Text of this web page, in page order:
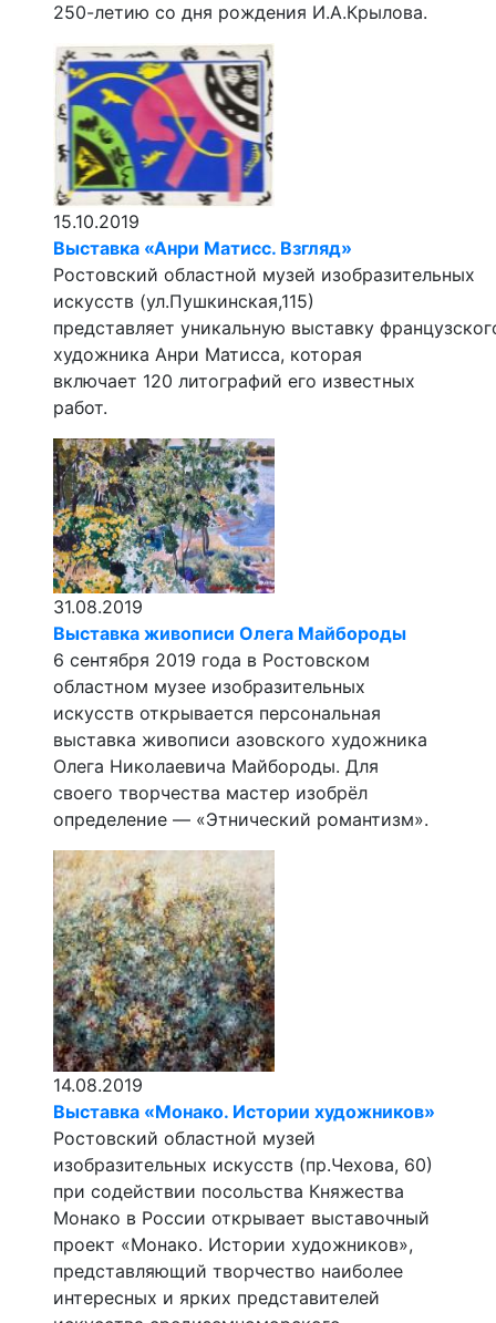
250-летию со дня рождения И.А.Крылова.
15.10.2019
Выставка «Анри Матисс. Взгляд»
Ростовский областной музей изобразительных
искусств (ул.Пушкинская,115)
представляет уникальную выставку
художника Анри Матисса, которая
включает 120 литографий его известных
работ.
31.08.2019
Выставка живописи Олега Майбороды
6 сентября 2019 года в Ростовском
областном музее изобразительных
искусств открывается персональная
выставка живописи азовского художника
Олега Николаевича Майбороды. Для
своего творчества мастер изобрёл
определение — «Этнический романтизм».
14.08.2019
Выставка «Монако. Истории художников»
Ростовский областной музей
изобразительных искусств (пр.Чехова, 60)
при содействии посольства Княжества
Монако в России открывает выставочный
проект «Монако. Истории художников»,
представляющий творчество наиболее
интересных и ярких представителей